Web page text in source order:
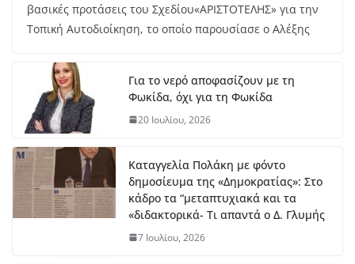
βασικές προτάσεις του Σχεδίου«ΑΡΙΣΤΟΤΕΛΗΣ» για την
Τοπική Αυτοδιοίκηση, το οποίο παρουσίασε ο Αλέξης
Για το νερό αποφασίζουν με τη
Φωκίδα, όχι για τη Φωκίδα
20 Ιουλίου, 2026
Καταγγελία Πολάκη με φόντο
δημοσίευμα της «Δημοκρατίας»: Στο
κάδρο τα “μεταπτυχιακά και τα
«διδακτορικά- Τι απαντά ο Δ. Γλυμής
7 Ιουλίου, 2026